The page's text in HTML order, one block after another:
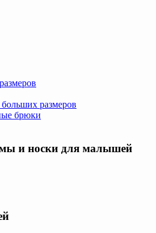
размеров
брюки
и носки для малышей